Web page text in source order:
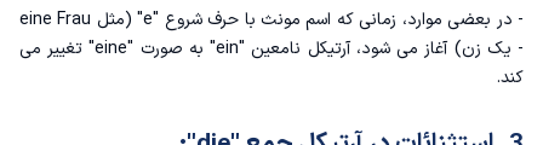
- در بعضی موارد، زمانی که اسم مونث با حرف شروع "e" (مثل eine Frau
- یک زن) آغاز می شود، آرتیکل نامعین "ein" به صورت "eine" تغییر می
کند.